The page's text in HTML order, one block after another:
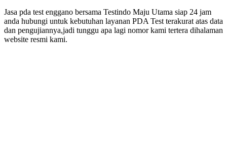
Jasa pda test enggano bersama Testindo Maju Utama siap 24 jam
anda hubungi untuk kebutuhan layanan PDA Test terakurat atas data
dan pengujiannya,jadi tunggu apa lagi nomor kami tertera dihalaman
website resmi kami.